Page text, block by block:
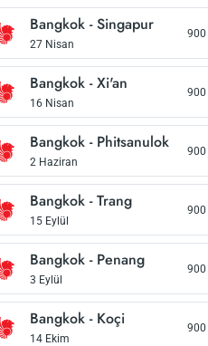
Bangkok-Singapur
27 Nisan
900
Bangkok-Xi'an
16 Nisan
900
Bangkok- Phitsanulok
2 Haziran
900
Bangkok-Trang
15 Eylül
900
Bangkok- Penang
3 Eylül
900
Bangkok- Koçi
14 Ekim
900